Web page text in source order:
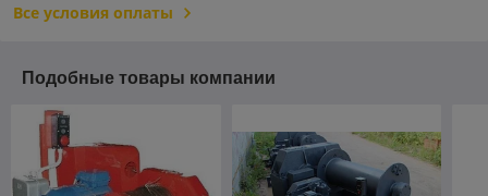
Все условия оплаты
Подобные товары компании